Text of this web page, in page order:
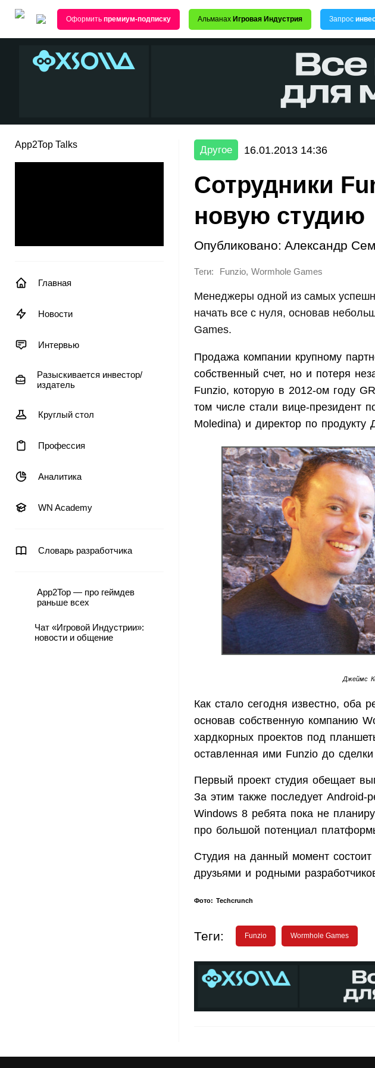
Оформить премиум-подписку Альманах Игровая Индустрия Запрос
App2Top Talks
Главная
Новости
Интервью
Разыскивается инвестор/
издатель
Круглый стол
Профессия
Аналитика
WN Academy
Словарь разработчика
App2Top — про геймдев
раньше всех
Чат «Игровой Индустрии»:
новости и общение
Другое 16.01.2013 14:36
Сотрудники
новую студию
Опубликовано: Александр
Теги: Funzio, Wormhole Games
Менеджеры одной из самых
начать все с нуля, основав
Games.
Продажа компании крупному
собственный счет, но и потеря
Funzio, которую в 2012-ом году
том числе стали вице-президент
Moledina) и директор по
Джеймс
Как стало сегодня известно, оба
основав собственную компанию
хардкорных проектов под
оставленная ими Funzio до
Первый проект студия обещает
За этим также последует Android-
Windows 8 ребята пока не
про большой потенциал
Студия на данный момент
друзьями и родными
Фото: Techcrunch
Теги: Funzio Wormhole Games